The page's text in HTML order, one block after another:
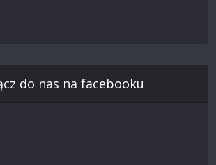
do nas na facebooku